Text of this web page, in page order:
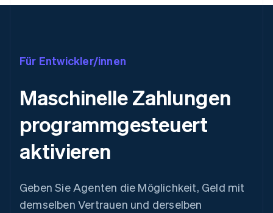
Für Entwickler/innen
Maschinelle Zahlungen
programmgesteuert
aktivieren
Geben Sie Agenten die Möglichkeit, Geld mit
demselben Vertrauen und derselben